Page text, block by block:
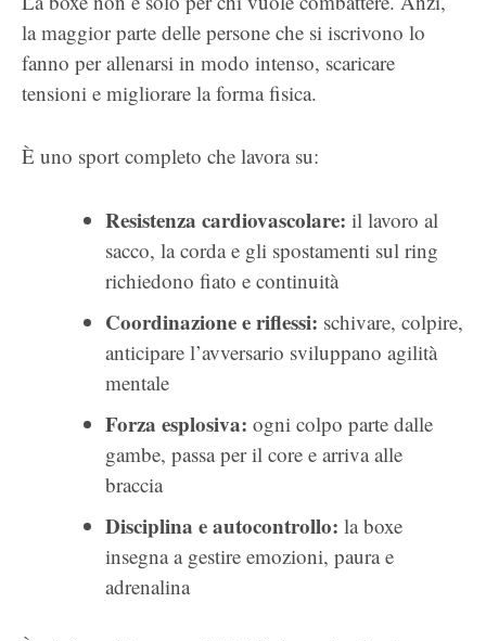
la maggior parte delle persone che si iscrivono lo
fanno per allenarsi in modo intenso, scaricare
tensioni e migliorare la forma fisica.
È uno sport completo che lavora su:
Resistenza cardiovascolare: il lavoro al
sacco, la corda e gli spostamenti sul ring
richiedono fiato e continuità
Coordinazione e riflessi: schivare, colpire,
anticipare l’avversario sviluppano agilità
mentale
Forza esplosiva: ogni colpo parte dalle
gambe, passa per il core e arriva alle
braccia
Disciplina e autocontrollo: la boxe
insegna a gestire emozioni, paura e
adrenalina